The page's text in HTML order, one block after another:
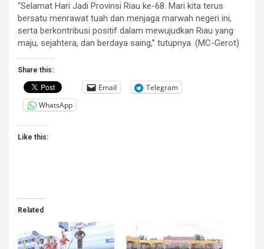
“Selamat Hari Jadi Provinsi Riau ke-68. Mari kita terus
bersatu menrawat tuah dan menjaga marwah negeri ini,
serta berkontribusi positif dalam mewujudkan Riau yang
maju, sejahtera, dan berdaya saing,” tutupnya. (MC-Gerot)
Share this:
Email
Telegram
WhatsApp
Like this:
Related